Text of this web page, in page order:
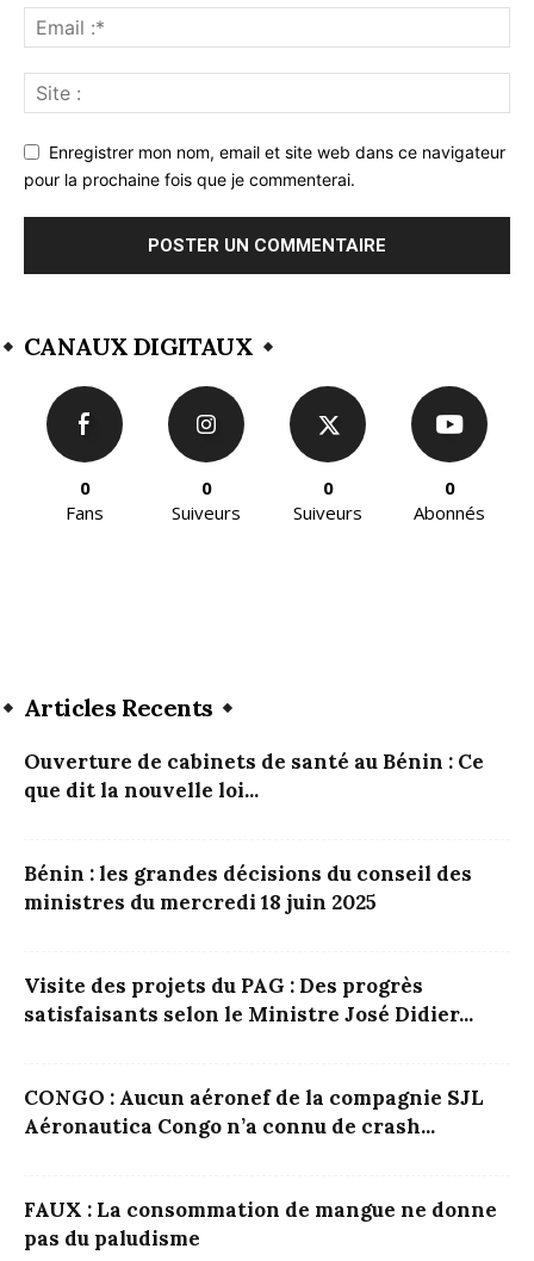
Enregistrer mon nom, email et site web dans ce navigateur
pour la prochaine fois que je commenterai.
CANAUX DIGITAUX
0
Fans
0
Suiveurs
0
Suiveurs
0
Abonnés
Articles Recents
Ouverture de cabinets de santé au Bénin : Ce
que dit la nouvelle loi...
Bénin : les grandes décisions du conseil des
ministres du mercredi 18 juin 2025
Visite des projets du PAG : Des progrès
satisfaisants selon le Ministre José Didier...
CONGO : Aucun aéronef de la compagnie SJL
Aéronautica Congo n’a connu de crash...
FAUX : La consommation de mangue ne donne
pas du paludisme